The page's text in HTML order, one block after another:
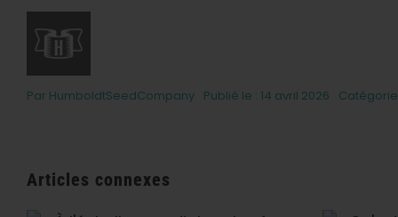
Par HumboldtSeedCompany Publié le : 14 avril 2026
Articles connexes